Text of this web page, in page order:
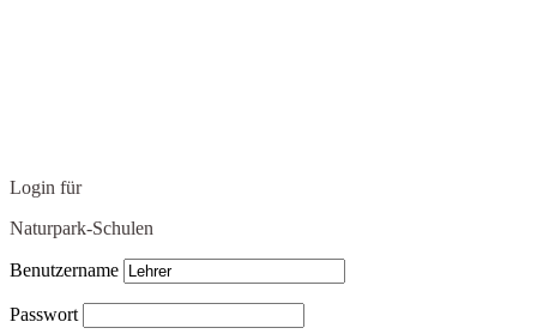
Login für
Naturpark-Schulen
Benutzername
Passwort